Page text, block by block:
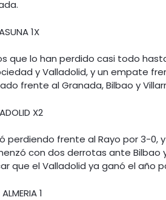
1X
que lo han perdido casi todo
y Valladolid, y un empate
frente al Granada, Bilbao y
X2
perdiendo frente al Rayo por 3-
con dos derrotas ante
que el Valladolid ya ganó el año
1